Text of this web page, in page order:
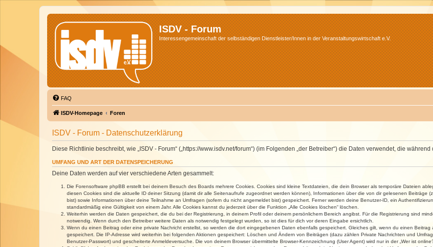
ISDV - Forum
Interessengemeinschaft der selbständigen Dienstleister/Innen in der Veranstaltungswirtschaft e.V.
FAQ
ISDV-Homepage Foren
ISDV - Forum - Datenschutzerklärung
Diese Richtlinie beschreibt, wie „ISDV - Forum“ („https://www.isdv.net/forum“) (im Folgenden „der Betreiber“) die Daten verwendet, die
UMFANG UND ART DER DATENSPEICHERUNG
Deine Daten werden auf vier verschiedene Arten gesammelt:
Die Forensoftware phpBB erstellt bei deinem Besuch des Boards mehrere Cookies. Cookies sind kleine Textdateien, die dein Browser als temporäre Dateien
diesen Cookies sind die aktuelle ID deiner Sitzung (damit dir alle Seitenaufrufe zugeordnet werden können), Informationen über die von dir gelesenen Beiträge
bist) sowie Informationen über deine Teilnahme an Umfragen (sofern du nicht angemeldet bist) gespeichert. Ferner werden deine Benutzer-ID, ein
standardmäßig eine Gültigkeit von einem Jahr. Alle Cookies kannst du jederzeit über die Funktion „Alle Cookies löschen“ löschen.
Weiterhin werden die Daten gespeichert, die du bei der Registrierung, in deinem Profil oder deinem persönlichem Bereich angibst. Für die Registrierung sind
notwendig. Wenn durch den Betreiber weitere Daten als notwendig festgelegt wurden, so ist dies für dich vor deren Eingabe ersichtlich.
Wenn du einen Beitrag oder eine private Nachricht erstellst, so werden die dort eingegebenen Daten ebenfalls gespeichert. Gleiches gilt, wenn du einen
gespeichert. Die IP-Adresse wird weiterhin bei folgenden Aktionen gespeichert: Löschen und Ändern von Beiträgen (dazu zählen Private Nachrichten und
Benutzer-Passwort) und gescheiterte Anmeldeversuche. Die von deinem Browser übermittelte Browser-Kennzeichnung (User Agent) wird nur in der „Wer ist